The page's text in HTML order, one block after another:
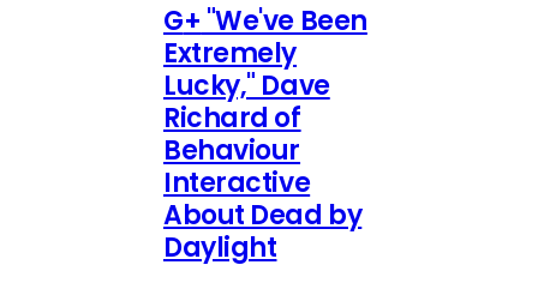
G+ "We've Been
Extremely
Lucky," Dave
Richard of
Behaviour
Interactive
About Dead by
Daylight